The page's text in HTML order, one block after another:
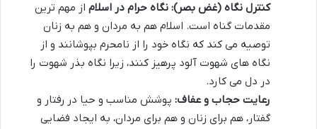
کنترل نگاه (غض بصر): نگاه حرام در اسلام از مهم ترین
مقدمات گناه است. اسلام هم به مردان و هم به زنان
توصیه می کند که نگاه خود را از نامحرم بپوشانند و از
نگاه های شهوت آلود پرهیز کنند، زیرا نگاه بذر شهوت را
در دل می کارد.
رعایت حجاب و عفاف: پوشش مناسب و حیا در رفتار و
گفتار، هم برای زنان و هم برای مردان، به ایجاد فضایی